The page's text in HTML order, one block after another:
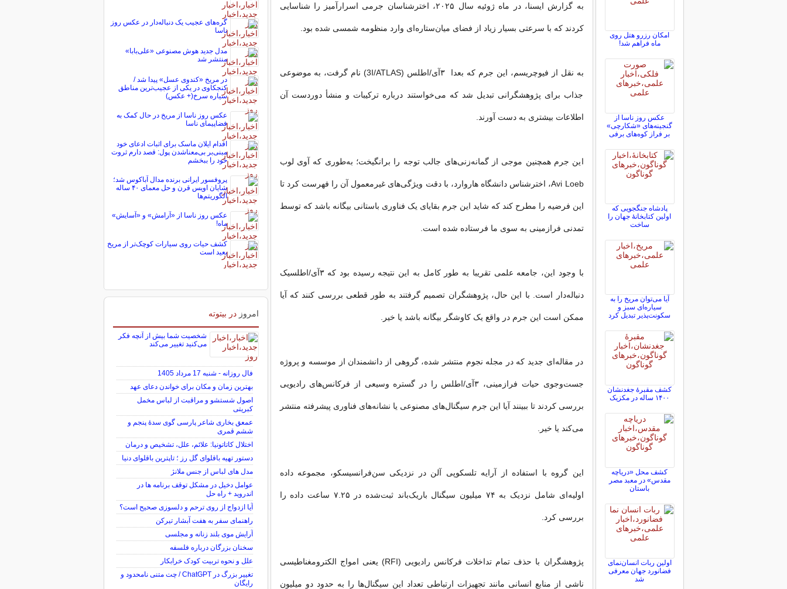
به گزارش ایسنا، در ماه ژوئیه سال ۲۰۲۵، اخترشناسان جرمی اسرارآمیز را شناسایی
کردند که با سرعتی بسیار زیاد از فضای میان‌ستاره‌ای وارد منظومه شمسی شده بود.
به نقل از فیوچریسم، این جرم که بعدا ۳آی/اطلس (3I/ATLAS) نام گرفت، به موضوعی
جذاب برای پژوهشگرانی تبدیل شد که می‌خواستند درباره ترکیبات و منشأ دوردست آن
اطلاعات بیشتری به دست آورند.
این جرم همچنین موجی از گمانه‌زنی‌های جالب توجه را برانگیخت؛ به‌طوری که آوی لوب
Avi Loeb، اخترشناس دانشگاه هاروارد، با دقت ویژگی‌های غیرمعمول آن را فهرست کرد تا
این فرضیه را مطرح کند که شاید این جرم بقایای یک فناوری باستانی بیگانه باشد که توسط
تمدنی فرازمینی به سوی ما فرستاده شده است.
با وجود این، جامعه علمی تقریبا به ‌طور کامل به این نتیجه رسیده بود که ۳آی/اطلسیک
دنباله‌دار است. با این حال، پژوهشگران تصمیم گرفتند به‌ طور قطعی بررسی کنند که آیا
ممکن است این جرم در واقع یک کاوشگر بیگانه باشد یا خیر.
در مقاله‌ای جدید که در مجله نجوم منتشر شده، گروهی از دانشمندان از موسسه و پروژه
جست‌وجوی حیات فرازمینی، ۳آی/اطلس را در گستره وسیعی از فرکانس‌های رادیویی
بررسی کردند تا ببینند آیا این جرم سیگنال‌های مصنوعی یا نشانه‌های فناوری پیشرفته منتشر
می‌کند یا خیر.
این گروه با استفاده از آرایه تلسکوپی آلن در نزدیکی سن‌فرانسیسکو، مجموعه داده
اولیه‌ای شامل نزدیک به ۷۴ میلیون سیگنال باریک‌باند ثبت‌شده در ۷.۲۵ ساعت داده را
بررسی کرد.
پژوهشگران با حذف تمام تداخلات فرکانس رادیویی (RFI) یعنی امواج الکترومغناطیسی
ناشی از منابع انسانی مانند تجهیزات ارتباطی تعداد این سیگنال‌ها را به حدود دو میلیون
امکان رزرو هتل روی
ماه فراهم شد!
عکس روز ناسا از
گنجینه‌های «شکارچی»
بر فراز کوه‌های برفی
پادشاه جنگجویی که
اولین کتابخانۀ جهان را
ساخت
آیا می‌توان مریخ را به
سیاره‌ای سبز و
سکونت‌پذیر تبدیل کرد
کشف مقبرۀ جغدنشان
۱۴۰۰ ساله در مکزیک
کشف محل «دریاچه
مقدس» در معبد مصر
باستان
اولین ربات انسان‌نمای
فضانورد جهان معرفی
شد
گره‌های عجیب یک دنباله‌دار در عکس روز
ناسا
مدل جدید هوش مصنوعی «علی‌بابا»
منتشر شد
در مریخ «کندوی عسل» پیدا شد /
کنجکاوی در یکی از عجیب‌ترین مناطق
سیاره سرخ(+ عکس)
عکس روز ناسا از مریخ در حال کمک به
فضاپیمای ناسا
اقدام ایلان ماسک برای اثبات ادعای خود
مبنی‌بر بی‌معناشدن پول: قصد دارم ثروت
خود را ببخشم
پروفسور ایرانی برنده مدال آباکوس شد؛
شایان اویس قرن و حل معمای ۴۰ ساله
الگوریتم‌ها
عکس روز ناسا از «آرامش» و «آسایش»
ماه!
کشف حیات روی سیارات کوچک‌تر از مریخ
بعید است
امروز در بیتوته
شخصیت شما بیش از آنچه فکر
می‌کنید تغییر می‌کند
فال روزانه - شنبه 17 مرداد 1405
بهترین زمان و مکان برای خواندن دعای عهد
اصول شستشو و مراقبت از لباس مخمل
کبریتی
عمعق بخاری شاعر پارسی گوی سدهٔ پنجم و
ششم قمری
اختلال کاتاتونیا: علائم، علل، تشخیص و درمان
دستور تهیه باقلوای گل رز ؛ تاپترین باقلوای دنیا
مدل های لباس از جنس ملانژ
عوامل دخیل در مشکل توقف برنامه ها در
اندروید + راه حل
آیا ازدواج از روی ترحم و دلسوزی صحیح است؟
راهنمای سفر به هفت آبشار تیرکن
آرایش موی بلند زنانه و مجلسی
سخنان بزرگان درباره فلسفه
علل و نحوه تربیت کودک خرابکار
تغییر بزرگ در ChatGPT / چت متنی نامحدود و
رایگان